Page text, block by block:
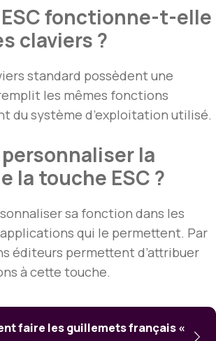
fonctionne-t-elle
claviers ?
standard possèdent une
les mêmes fonctions
du système d’exploitation utilisé.
la
la touche ESC ?
sa fonction dans les
qui le permettent. Par
éditeurs permettent d’attribuer
à cette touche.
faire les guillemets français «